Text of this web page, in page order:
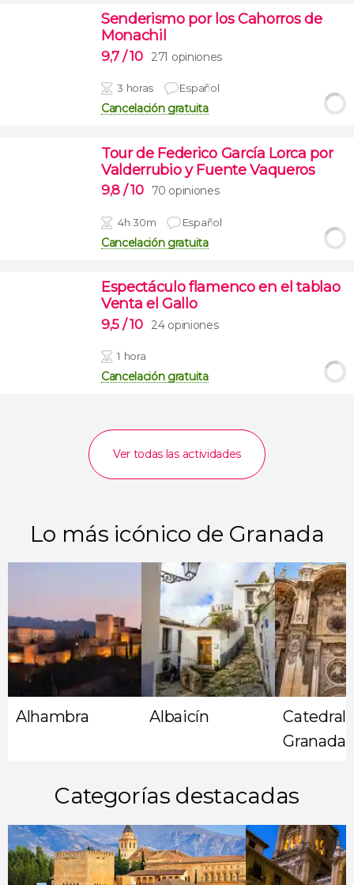
Senderismo por los Cahorros de
Monachil
9,7 / 10 271 opiniones
3 horas Español
Cancelación gratuita
Tour de Federico García Lorca por
Valderrubio y Fuente Vaqueros
9,8 / 10 70 opiniones
4h 30m Español
Cancelación gratuita
Espectáculo flamenco en el tablao
Venta el Gallo
9,5 / 10 24 opiniones
1 hora
Cancelación gratuita
Ver todas las actividades
Lo más icónico de Granada
Alhambra Albaicín
Catedral
Granada
Categorías destacadas